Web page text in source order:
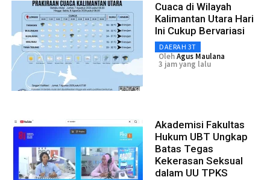
Cuaca di Wilayah
Kalimantan Utara Hari
Ini Cukup Bervariasi
DAERAH 3T
OlehAgus Maulana
3 jam yang lalu
Akademisi Fakultas
Hukum UBT Ungkap
Batas Tegas
Kekerasan Seksual
dalam UU TPKS